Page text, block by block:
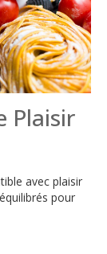
Plaisir
avec plaisir
pour